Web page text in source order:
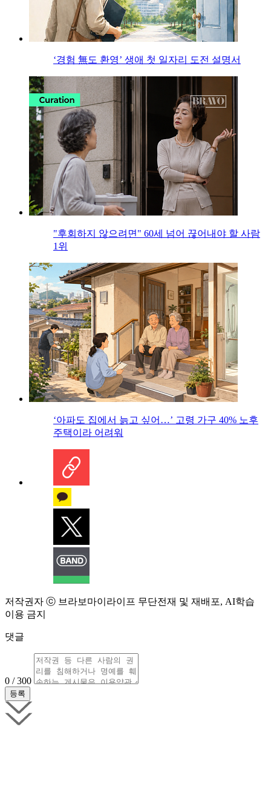
‘경험 無도 환영’ 생애 첫 일자리 도전 설명서
"후회하지 않으려면" 60세 넘어 끊어내야 할 사람
1위
‘아파도 집에서 늙고 싶어…’ 고령 가구 40% 노후
주택이라 어려워
저작권자 ⓒ 브라보마이라이프 무단전재 및 재배포, AI학습
이용 금지
댓글
0 / 300